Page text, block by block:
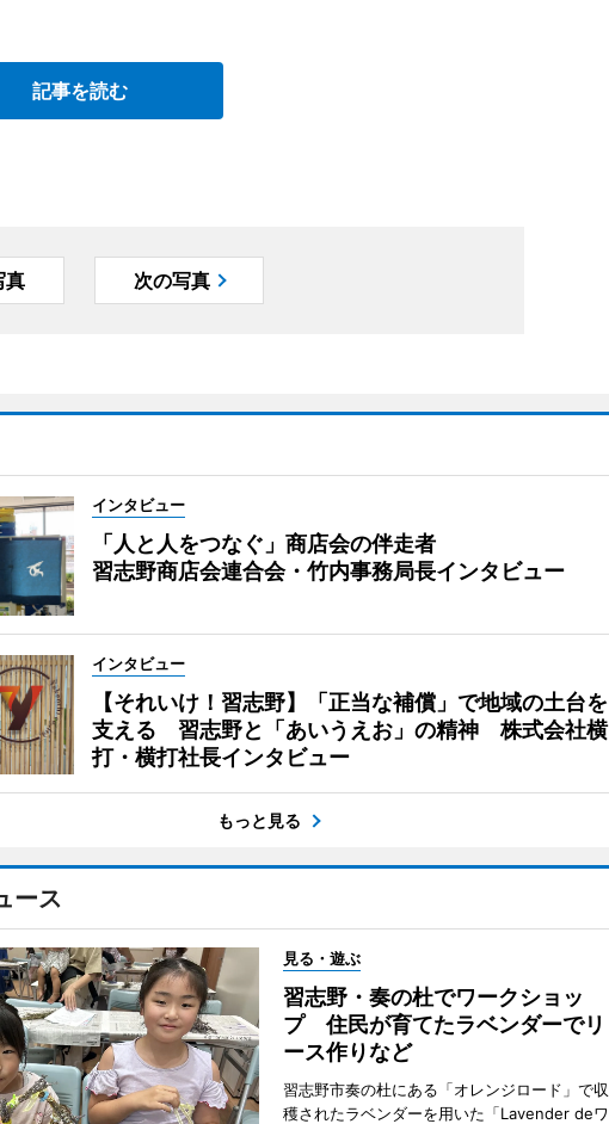
記事を読む
真 次の写真
インタビュー
「人と人をつなぐ」商店会の伴走者
習志野商店会連合会・竹内事務局長インタビュー
インタビュー
【それいけ！習志野】「正当な補償」で地域の土台を
支える 習志野と「あいうえお」の精神 株式会社横
打・横打社長インタビュー
もっと見る
ース
見る・遊ぶ
習志野・奏の杜でワークショッ
プ 住民が育てたラベンダーでリ
ース作りなど
習志野市奏の杜にある「オレンジロード」で収
穫されたラベンダーを用いた「Lavender deワ